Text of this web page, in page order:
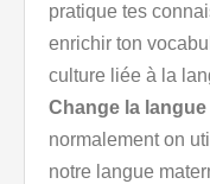
pratique tes
enrichir ton
culture liée à la
Change la
normalement on
notre langue